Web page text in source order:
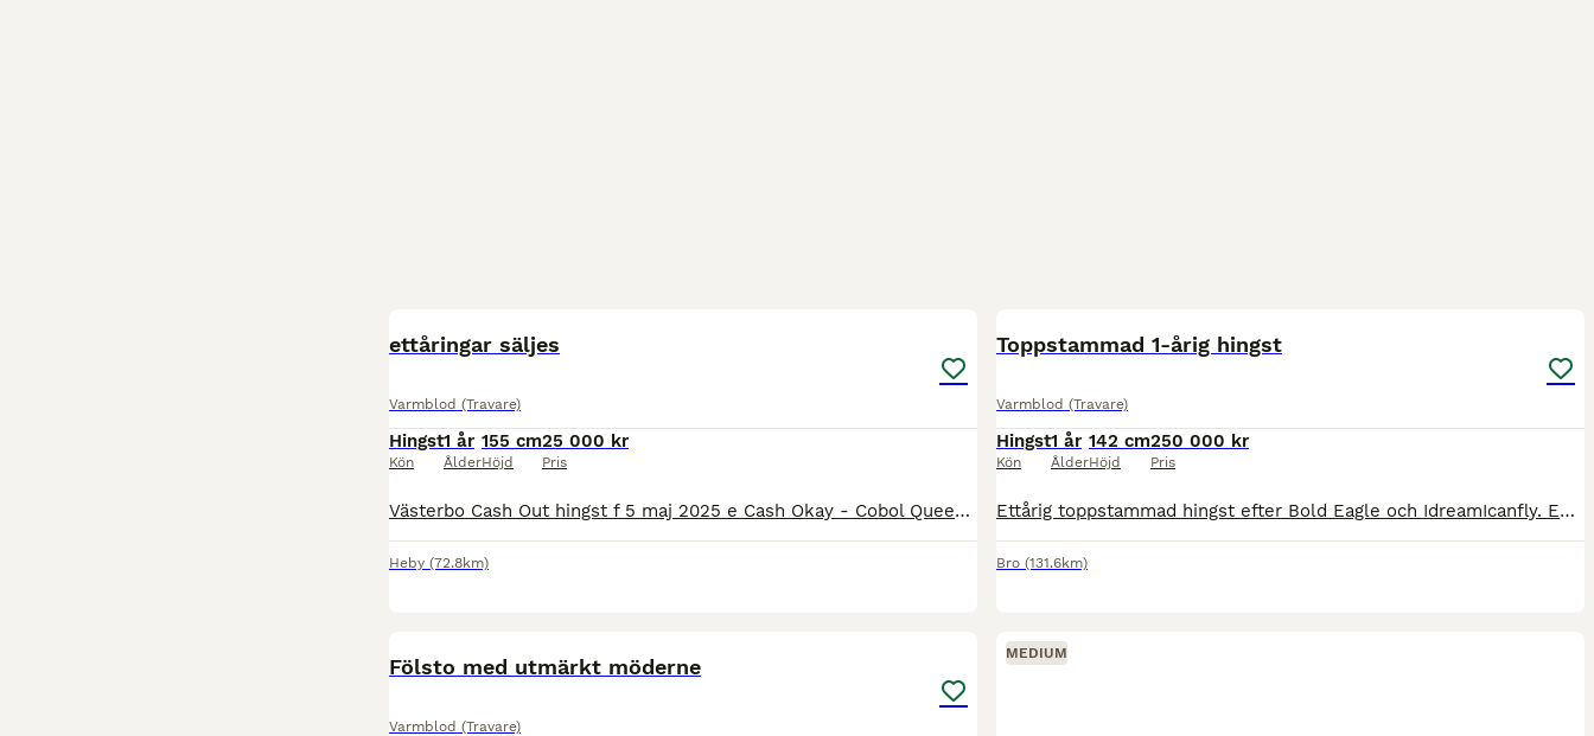
ettåringar säljes
Varmblod (Travare)
Hingst
Kön
1 år
Ålder
155 cm
Höjd
25 000 kr
Pris
Västerbo Cash Out hingst f 5 maj 2025 e Cash Okay - Cobol Queen e Super Arnie Västerbo Bordeaux hingst f 26 maj 2025 e Cash Okay - Västerbo Margaux e Brioni Västerbo Bubbel hingst 23 juni 2025 Cash
Heby (72.8km)
Toppstammad 1-årig hingst
Varmblod (Travare)
Hingst
Kön
1 år
Ålder
142 cm
Höjd
250 000 kr
Pris
Ettårig toppstammad hingst efter Bold Eagle och IdreamIcanfly. En jättefin individ efter dubble Prix d’Amerique vinnaren. Bold Eagle tjänade 44 Mkr på banan och har lagt över sjuttio miljonärer i Fran
Bro (131.6km)
Fölsto med utmärkt möderne
Varmblod (Travare)
MEDIUM